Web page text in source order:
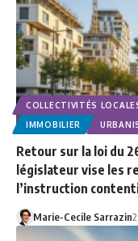
COLLECTIVITÉS
IMMOBILIER
Retour sur la loi du
législateur vise les
l’instruction
Marie-Cecile Sarrazin